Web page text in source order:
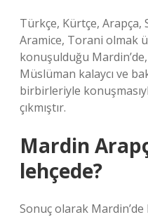
Türkçe, Kürtçe, Arapça,
Aramice, Torani olmak
konuşulduğu
Müslüman kalaycı ve
birbirleriyle
çıkmıştır.
Mardin
lehçede?
Sonuç olarak